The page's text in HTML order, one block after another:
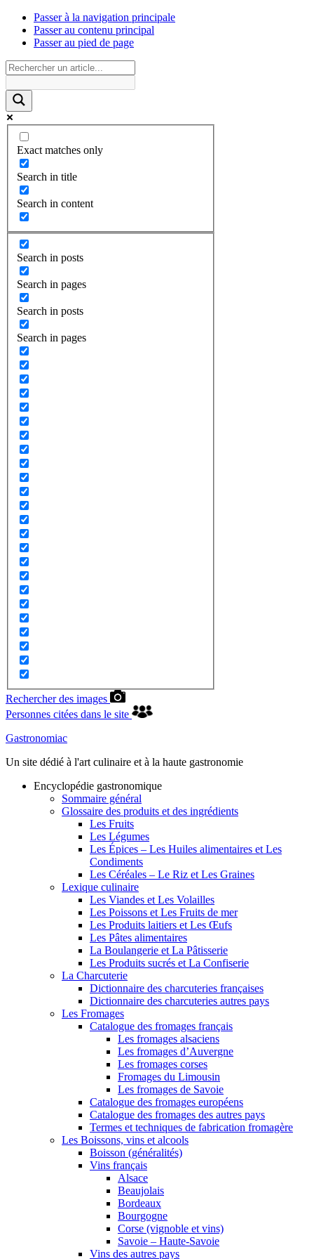
Passer à la navigation principale
Passer au contenu principal
Passer au pied de page
Exact matches only
Search in title
Search in content
Search in posts
Search in pages
Search in posts
Search in pages
Rechercher des images
Personnes citées dans le site
Gastronomiac
Un site dédié à l'art culinaire et à la haute gastronomie
Encyclopédie gastronomique
Sommaire général
Glossaire des produits et des ingrédients
Les Fruits
Les Légumes
Les Épices – Les Huiles alimentaires et Les
Condiments
Les Céréales – Le Riz et Les Graines
Lexique culinaire
Les Viandes et Les Volailles
Les Poissons et Les Fruits de mer
Les Produits laitiers et Les Œufs
Les Pâtes alimentaires
La Boulangerie et La Pâtisserie
Les Produits sucrés et La Confiserie
La Charcuterie
Dictionnaire des charcuteries françaises
Dictionnaire des charcuteries autres pays
Les Fromages
Catalogue des fromages français
Les fromages alsaciens
Les fromages d’Auvergne
Les fromages corses
Fromages du Limousin
Les fromages de Savoie
Catalogue des fromages européens
Catalogue des fromages des autres pays
Termes et techniques de fabrication fromagère
Les Boissons, vins et alcools
Boisson (généralités)
Vins français
Alsace
Beaujolais
Bordeaux
Bourgogne
Corse (vignoble et vins)
Savoie – Haute-Savoie
Vins des autres pays